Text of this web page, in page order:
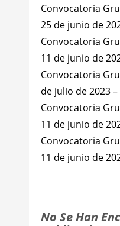
Convocatoria
25 de junio de
Convocatoria
11 de junio de
Convocatoria
de julio de 2023
Convocatoria
11 de junio de
Convocatoria
11 de junio de
No Se Han